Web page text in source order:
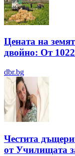
Цената на
двойно: От
dbr.bg
Честита
от Училищата